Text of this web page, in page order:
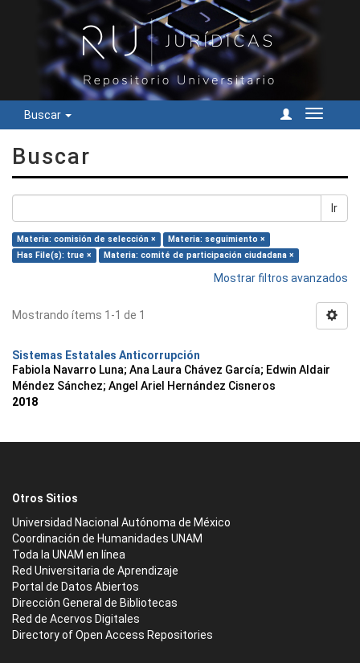
Buscar
Cambiar
Buscar
Ir
Materia: comisión de selección ×
Materia: seguimiento ×
Has File(s): true ×
Materia: comité de participación ciudadana ×
Mostrar filtros avanzados
Mostrando ítems 1-1 de 1
Sistemas Estatales Anticorrupción
Fabiola Navarro Luna; Ana Laura Chávez García; Edwin Aldair
Méndez Sánchez; Angel Ariel Hernández Cisneros
2018
Otros Sitios
Universidad Nacional Autónoma de México
Coordinación de Humanidades UNAM
Toda la UNAM en línea
Red Universitaria de Aprendizaje
Portal de Datos Abiertos
Dirección General de Bibliotecas
Red de Acervos Digitales
Directory of Open Access Repositories